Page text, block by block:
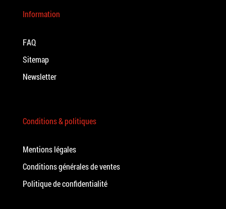
Information
FAQ
Sitemap
Newsletter
Conditions & politiques
Mentions légales
Conditions générales de ventes
Politique de confidentialité